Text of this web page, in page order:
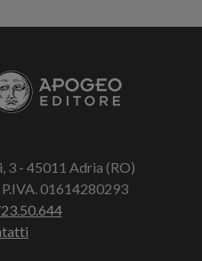
3 - 45011 Adria (RO)
01614280293